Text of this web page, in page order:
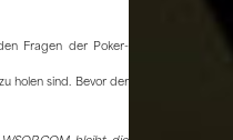
Fragen der Poker-
holen sind. Bevor der